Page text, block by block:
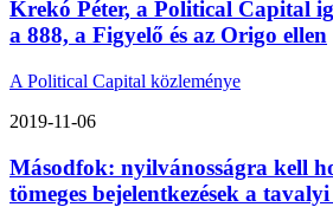
Krekó Péter, a Political Capital
a 888, a Figyelő és az Origo ellen
A Political Capital közleménye
2019-11-06
Másodfok: nyilvánosságra kell
tömeges bejelentkezések a